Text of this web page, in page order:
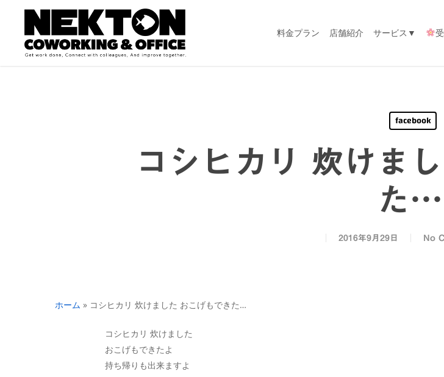
content
料金プラン 店舗紹介 サービス▼
facebook
コシヒカリ 炊けま
た…
2016年9月29日 No
ホーム » コシヒカリ 炊けました おこげもできた…
コシヒカリ 炊けました
おこげもできたよ
持ち帰りも出来ますよ